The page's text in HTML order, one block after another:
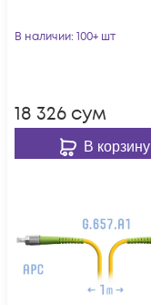
В наличии: 100+ шт
18 326 сум
В корзину